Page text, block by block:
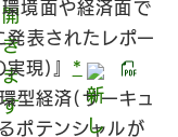
環境面や経済面で
表されたレポー
現)』 *
型経済(サーキュ
ポテンシャルが